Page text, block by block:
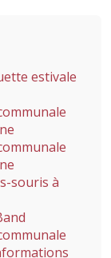
estivale
souris à